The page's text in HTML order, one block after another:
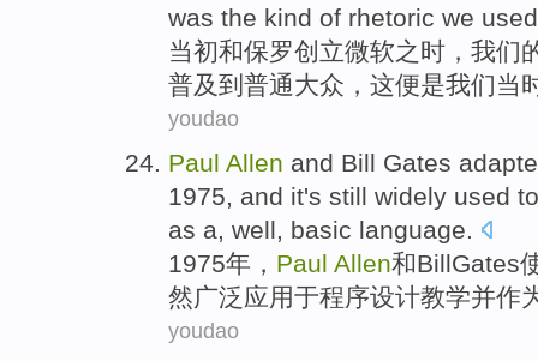
was the kind of rhetoric we
当初和保罗创立微软之时， 我们
普及到普通大众， 这便是我们当
youdao
Paul Allen and Bill Gates
1975, and it's still widely used
as a, well, basic language.
1975年， Paul Allen和BillGates
然广泛应用于程序设计教学并作
youdao